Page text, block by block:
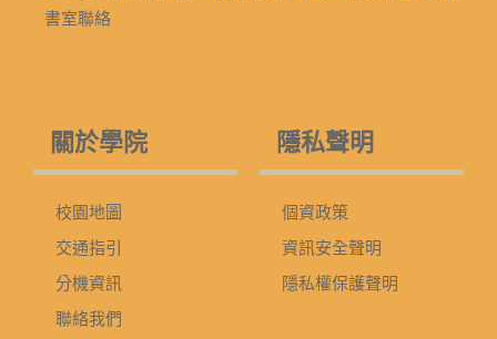
書室聯絡
關於學院
校園地圖
交通指引
分機資訊
聯絡我們
隱私聲明
個資政策
資訊安全聲明
隱私權保護聲明